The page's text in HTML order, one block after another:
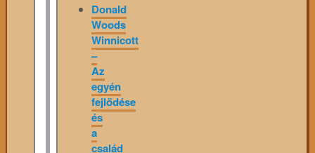
Donald
Woods
Winnicott
–
Az
egyén
fejlődése
és
a
család